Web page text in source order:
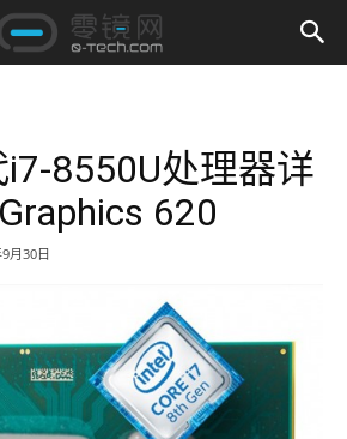
8550U处理器详
620
月30日